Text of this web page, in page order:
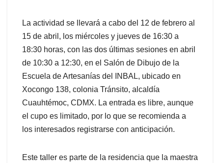
La actividad se llevará a cabo del 12 de febrero al
15 de abril, los miércoles y jueves de 16:30 a
18:30 horas, con las dos últimas sesiones en abril
de 10:30 a 12:30, en el Salón de Dibujo de la
Escuela de Artesanías del INBAL, ubicado en
Xocongo 138, colonia Tránsito, alcaldía
Cuauhtémoc, CDMX. La entrada es libre, aunque
el cupo es limitado, por lo que se recomienda a
los interesados registrarse con anticipación.
Este taller es parte de la residencia que la maestra